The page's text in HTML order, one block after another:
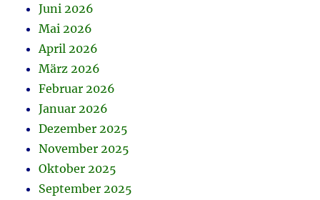
Juni 2026
Mai 2026
April 2026
März 2026
Februar 2026
Januar 2026
Dezember 2025
November 2025
Oktober 2025
September 2025